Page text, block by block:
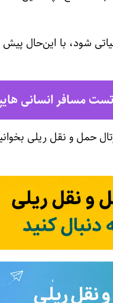
می رود این هایپرلوپ در سال ۲۰۳۵ عملیاتی
مسافر انسانی
حمل و نقل ریلی